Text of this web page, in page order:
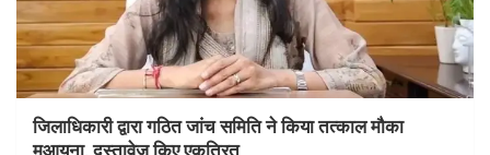
जिलाधिकारी द्वारा गठित जांच समिति ने किया तत्काल मौका
मुआयना, दस्तावेज किए एकत्रित